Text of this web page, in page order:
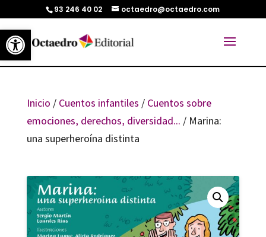
Abrir barra de herramientas
93 246 40 02 octaedro@octaedro.com
Inicio / Cuentos infantiles / Cuentos sobre
emociones, derechos, diversidad... / Marina:
una superheroína distinta